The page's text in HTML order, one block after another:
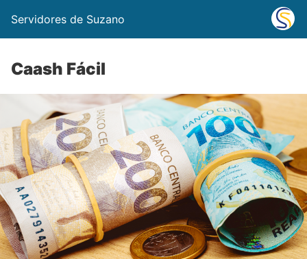
Servidores de Suzano
Caash Fácil